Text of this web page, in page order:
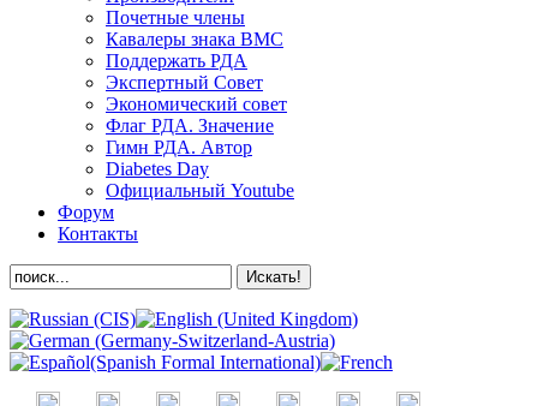
Почетные члены
Кавалеры знака ВМС
Поддержать РДА
Экспертный Совет
Экономический совет
Флаг РДА. Значение
Гимн РДА. Автор
Diabetes Day
Официальный Youtube
Форум
Контакты